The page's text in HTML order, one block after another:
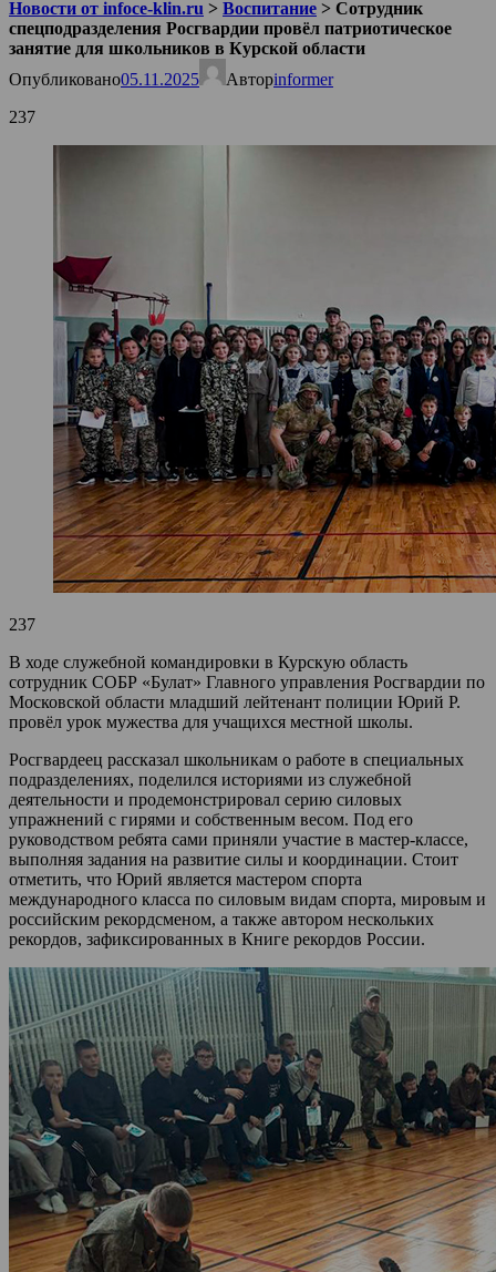
Новости от infoce-klin.ru > Воспитание > Сотрудник
спецподразделения Росгвардии провёл патриотическое
занятие для школьников в Курской области
Опубликовано05.11.2025 Авторinformer
237
237
В ходе служебной командировки в Курскую область
сотрудник СОБР «Булат» Главного управления Росгвардии по
Московской области младший лейтенант полиции Юрий Р.
провёл урок мужества для учащихся местной школы.
Росгвардеец рассказал школьникам о работе в специальных
подразделениях, поделился историями из служебной
деятельности и продемонстрировал серию силовых
упражнений с гирями и собственным весом. Под его
руководством ребята сами приняли участие в мастер-классе,
выполняя задания на развитие силы и координации. Стоит
отметить, что Юрий является мастером спорта
международного класса по силовым видам спорта, мировым и
российским рекордсменом, а также автором нескольких
рекордов, зафиксированных в Книге рекордов России.